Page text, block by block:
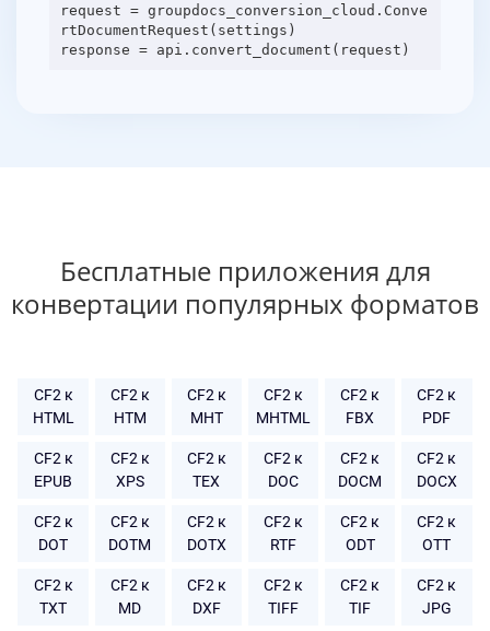
request = groupdocs_conversion_cloud.Conve
rtDocumentRequest(settings)
Бесплатные приложения для
конвертации популярных форматов
CF2 к
HTML
CF2 к
HTM
CF2 к
MHT
CF2 к
MHTML
CF2 к
FBX
CF2 к
PDF
CF2 к
EPUB
CF2 к
XPS
CF2 к
TEX
CF2 к
DOC
CF2 к
DOCM
CF2 к
DOCX
CF2 к
DOT
CF2 к
DOTM
CF2 к
DOTX
CF2 к
RTF
CF2 к
ODT
CF2 к
OTT
CF2 к
TXT
CF2 к
MD
CF2 к
DXF
CF2 к
TIFF
CF2 к
TIF
CF2 к
JPG